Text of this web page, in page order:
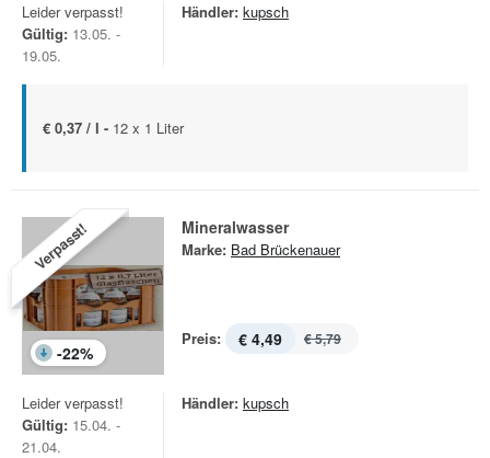
Leider verpasst!
Gültig: 13.05. -
19.05.
Händler: kupsch
€ 0,37 / l - 12 x 1 Liter
Verpasst!
-22%
Mineralwasser
Marke: Bad Brückenauer
Preis: € 4,49 € 5,79
Leider verpasst!
Gültig: 15.04. -
21.04.
Händler: kupsch